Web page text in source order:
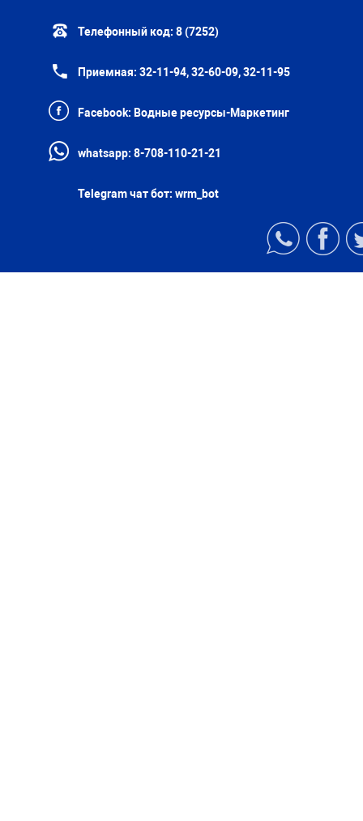
Телефонный код: 8 (7252)
Приемная: 32-11-94, 32-60-09, 32-11-95
Facebook: Водные ресурсы-Маркетинг
whatsapp: 8-708-110-21-21
Telegram чат бот: wrm_bot